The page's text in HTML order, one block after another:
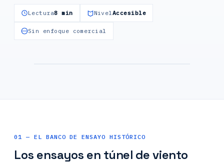
Lectura8 min Nivel Accesible
Sin enfoque comercial
01 — EL BANCO DE ENSAYO HISTÓRICO
Los ensayos en túnel de viento